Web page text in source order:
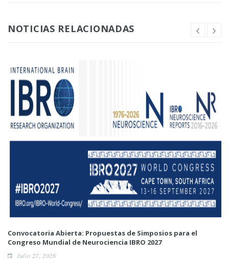
NOTICIAS RELACIONADAS
Convocatoria Abierta: Propuestas de Simposios para el
Congreso Mundial de Neurociencia IBRO 2027
Julio 27, 2026